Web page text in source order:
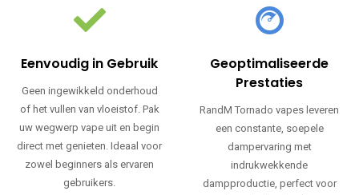
Eenvoudig in Gebruik
Geen ingewikkeld onderhoud
of het vullen van vloeistof. Pak
uw wegwerp vape uit en begin
direct met genieten. Ideaal voor
zowel beginners als ervaren
gebruikers.
Geoptimaliseerde
Prestaties
RandM Tornado vapes leveren
een constante, soepele
dampervaring met
indrukwekkende
dampproductie, perfect voor